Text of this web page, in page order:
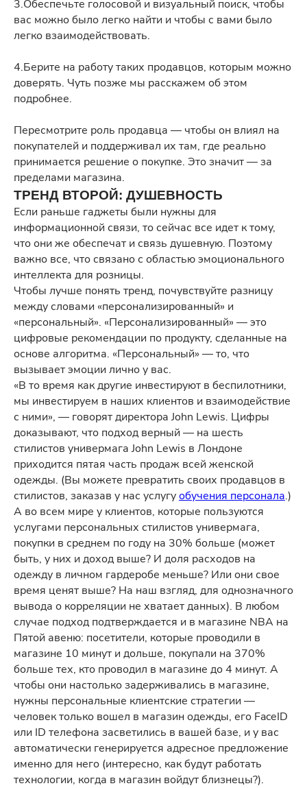
3.Обеспечьте голосовой и визуальный поиск, чтобы
вас можно было легко найти и чтобы с вами было
легко взаимодействовать.
4.Берите на работу таких продавцов, которым можно
доверять. Чуть позже мы расскажем об этом
подробнее.
Пересмотрите роль продавца — чтобы он влиял на
покупателей и поддерживал их там, где реально
принимается решение о покупке. Это значит — за
пределами магазина.
ТРЕНД ВТОРОЙ: ДУШЕВНОСТЬ
Если раньше гаджеты были нужны для
информационной связи, то сейчас все идет к тому,
что они же обеспечат и связь душевную. Поэтому
важно все, что связано с областью эмоционального
интеллекта для розницы.
Чтобы лучше понять тренд, почувствуйте разницу
между словами «персонализированный» и
«персональный». «Персонализированный» — это
цифровые рекомендации по продукту, сделанные на
основе алгоритма. «Персональный» — то, что
вызывает эмоции лично у вас.
«В то время как другие инвестируют в беспилотники,
мы инвестируем в наших клиентов и взаимодействие
с ними», — говорят директора John Lewis. Цифры
доказывают, что подход верный — на шесть
стилистов универмага John Lewis в Лондоне
приходится пятая часть продаж всей женской
одежды. (Вы можете превратить своих продавцов в
стилистов, заказав у нас услугуобучения персонала.)
А во всем мире у клиентов, которые пользуются
услугами персональных стилистов универмага,
покупки в среднем по году на 30% больше (может
быть, у них и доход выше? И доля расходов на
одежду в личном гардеробе меньше? Или они свое
время ценят выше? На наш взгляд, для однозначного
вывода о корреляции не хватает данных). В любом
случае подход подтверждается и в магазине NBA на
Пятой авеню: посетители, которые проводили в
магазине 10 минут и дольше, покупали на 370%
больше тех, кто проводил в магазине до 4 минут. А
чтобы они настолько задерживались в магазине,
нужны персональные клиентские стратегии —
человек только вошел в магазин одежды, его FaceID
или ID телефона засветились в вашей базе, и у вас
автоматически генерируется адресное предложение
именно для него (интересно, как будут работать
технологии, когда в магазин войдут близнецы?).